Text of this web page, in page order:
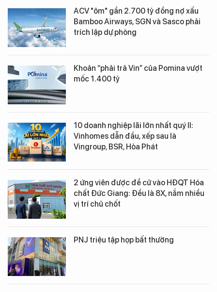
ACV "ôm" gần 2.700 tỷ đồng nợ xấu
Bamboo Airways, SGN và Sasco phải
trích lập dự phòng
Khoản “phải trả Vin” của Pomina vượt
mốc 1.400 tỷ
10 doanh nghiệp lãi lớn nhất quý II:
Vinhomes dẫn đầu, xếp sau là
Vingroup, BSR, Hòa Phát
2 ứng viên được đề cử vào HĐQT Hóa
chất Đức Giang: Đều là 8X, nắm nhiều
vị trí chủ chốt
PNJ triệu tập họp bất thường